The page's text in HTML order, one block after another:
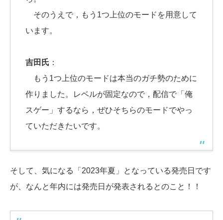
そのうえで，もう1つ上位のモードを用意して
います。
吉田氏 ：
もう1つ上位のモードは本当のガチ勢のために
作りました。レベルが固定なので，配信で「俺
スゲー」するなら，ぜひそちらのモードでやっ
ていただきたいです。
そして、気になる「2023年夏」となっている発売日です
が、なんと年内には発売日が発表されるとのこと！！